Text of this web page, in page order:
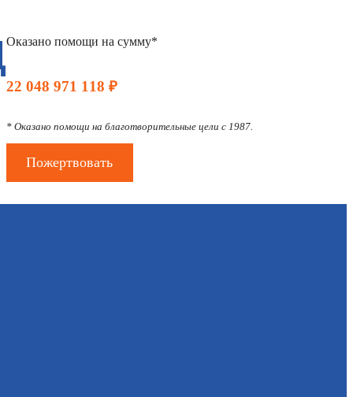
Оказано помощи на сумму*
22 048 971 118 ₽
* Оказано помощи на благотворительные цели с 1987.
Пожертвовать